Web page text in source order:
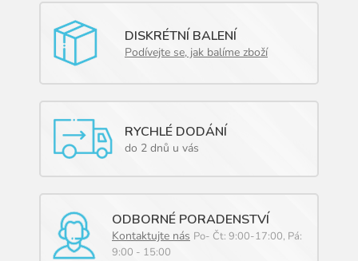
DISKRÉTNÍ BALENÍ
Podívejte se, jak balíme zboží
RYCHLÉ DODÁNÍ
do 2 dnů u vás
ODBORNÉ PORADENSTVÍ
Kontaktujte nás Po- Čt: 9:00-17:00, Pá:
9:00 - 15:00